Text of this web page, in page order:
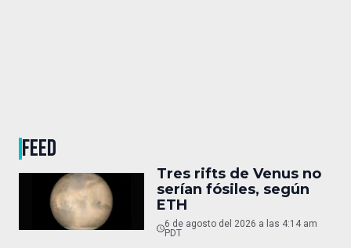
FEED
Tres rifts de Venus no
serían fósiles, según
ETH
6 de agosto del 2026 a las 4:14 am
PDT